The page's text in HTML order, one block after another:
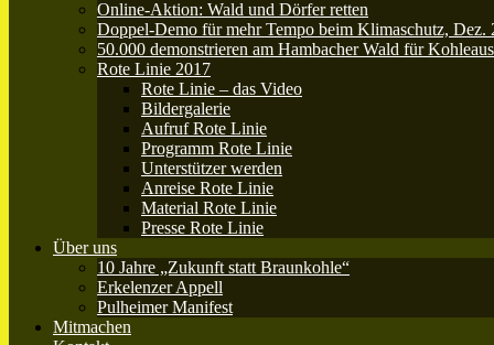
Online-Aktion: Wald und Dörfer retten
Doppel-Demo für mehr Tempo beim Klimaschutz, Dez.
50.000 demonstrieren am Hambacher Wald für
Rote Linie 2017
Rote Linie – das Video
Bildergalerie
Aufruf Rote Linie
Programm Rote Linie
Unterstützer werden
Anreise Rote Linie
Material Rote Linie
Presse Rote Linie
Über uns
10 Jahre „Zukunft statt Braunkohle“
Erkelenzer Appell
Pulheimer Manifest
Mitmachen